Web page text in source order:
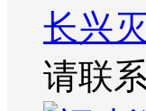
长兴
请联